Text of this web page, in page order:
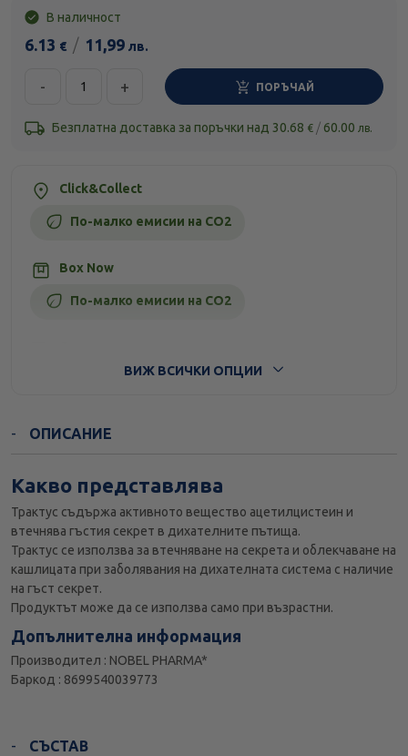
В наличност
6.13 € / 11,99 лв.
- + ПОРЪЧАЙ
Безплатна доставка за поръчки над 30.68 € / 60.00 лв.
Click&Collect
По-малко емисии на CO2
Box Now
По-малко емисии на CO2
ВИЖ ВСИЧКИ ОПЦИИ
ОПИСАНИЕ
Какво представлява
Трактус съдържа активното вещество ацетилцистеин и
втечнява гъстия секрет в дихателните пътища.
Трактус се използва за втечняване на секрета и облекчаване на
кашлицата при заболявания на дихателната система с наличие
на гъст секрет.
Продуктът може да се използва само при възрастни.
Допълнителна информация
Производител : NOBEL PHARMA*
Баркод : 8699540039773
СЪСТАВ